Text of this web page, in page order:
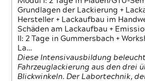
Grundlagen der Lackierung +
Hersteller + Lackaufbau im
Schäden am Lackaufbau +
II: 2 Tage in Gummersbach +
La…
Diese Intensivausbildung
Fahrzeuglackierung aus den drei
Blickwinkeln. Der Labortechnik,